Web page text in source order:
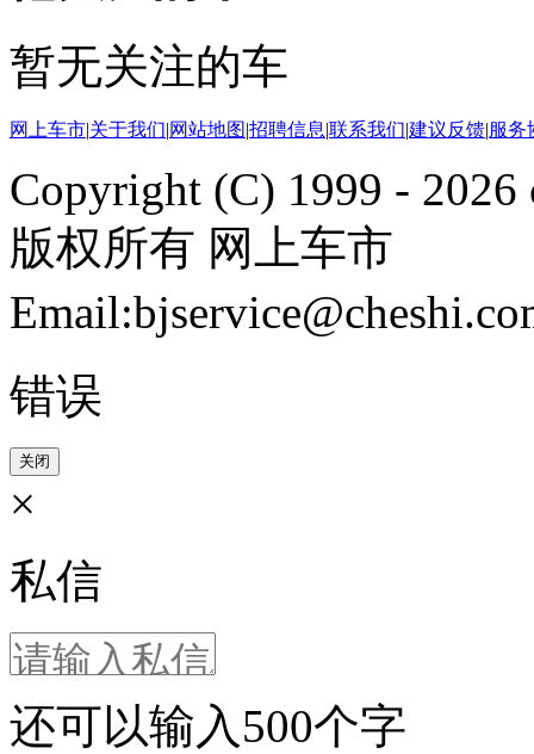
暂无关注的车
网上车市|关于我们|网站地图|招聘信息|联系我们|建议反馈|服务
Copyright (C) 1999 - 2026
版权所有 网上车市
错误
关闭
×
私信
还可以输入 500个字